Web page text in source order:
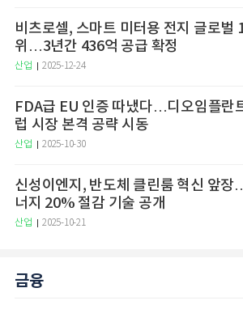
비츠로셀, 스마트 미터용 전지 글로벌
위…3년간 436억 공급 확정
산업 2025-12-24
FDA급 EU 인증 따냈다…디오임플란
럽 시장 본격 공략 시동
산업 2025-10-30
신성이엔지, 반도체 클린룸 혁신 앞장
너지 20% 절감 기술 공개
산업 2025-10-21
금융